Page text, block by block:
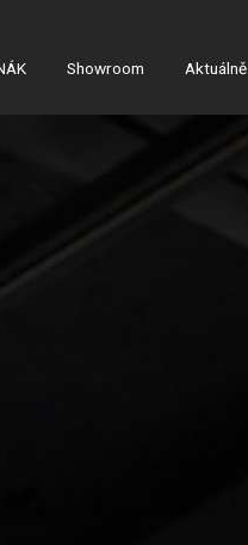
Showroom Aktuálně